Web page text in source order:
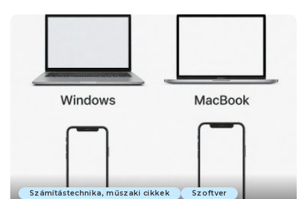
Számítástechnika, műszaki cikkek Szoftver